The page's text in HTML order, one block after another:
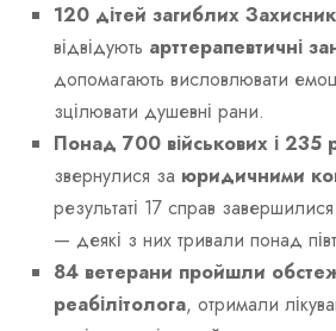
120 дітей загиблих
відвідують арттерапевтичні
допомагають висловлювати
зцілювати душевні рани.
Понад 700 військових і 235
звернулися за юридичними
результаті 17 справ
— деякі з них тривали понад
84 ветерани пройшли
реабілітолога, отримали